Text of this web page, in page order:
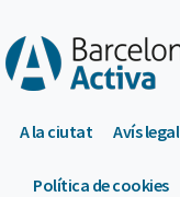
A la ciutat Avís legal
Política de cookies